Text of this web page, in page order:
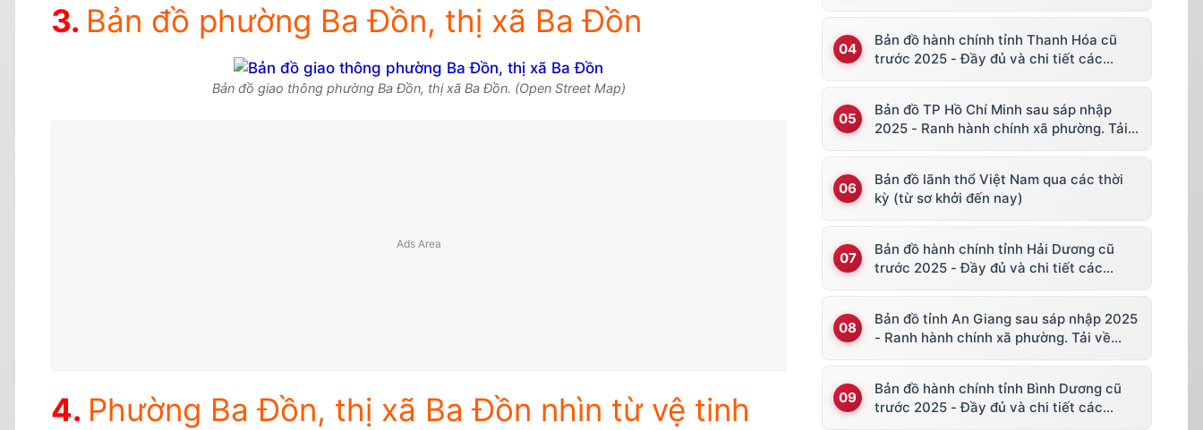
Bản đồ phường Ba Đồn, thị xã Ba Đồn
Bản đồ giao thông phường Ba Đồn, thị xã Ba Đồn. (Open Street Map)
Phường Ba Đồn, thị xã Ba Đồn nhìn từ vệ tinh
Bản đồ hành chính tỉnh Thanh Hóa cũ
trước 2025 - Đầy đủ và chi tiết các
Bản đồ TP Hồ Chí Minh sau sáp nhập
2025 - Ranh hành chính xã phường. Tải
Bản đồ lãnh thổ Việt Nam qua các thời
kỳ (từ sơ khởi đến nay)
Bản đồ hành chính tỉnh Hải Dương cũ
trước 2025 - Đầy đủ và chi tiết các
Bản đồ tỉnh An Giang sau sáp nhập 2025
- Ranh hành chính xã phường. Tải về
Bản đồ hành chính tỉnh Bình Dương cũ
trước 2025 - Đầy đủ và chi tiết các